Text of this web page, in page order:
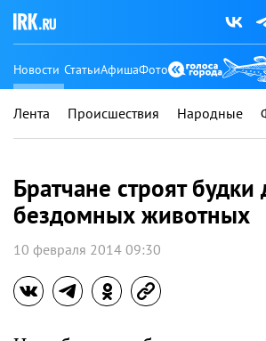
Новости СтатьиАфишаФото
Лента Происшествия Народные
Братчане строят будки
бездомных животных
10 февраля 2014 09:30